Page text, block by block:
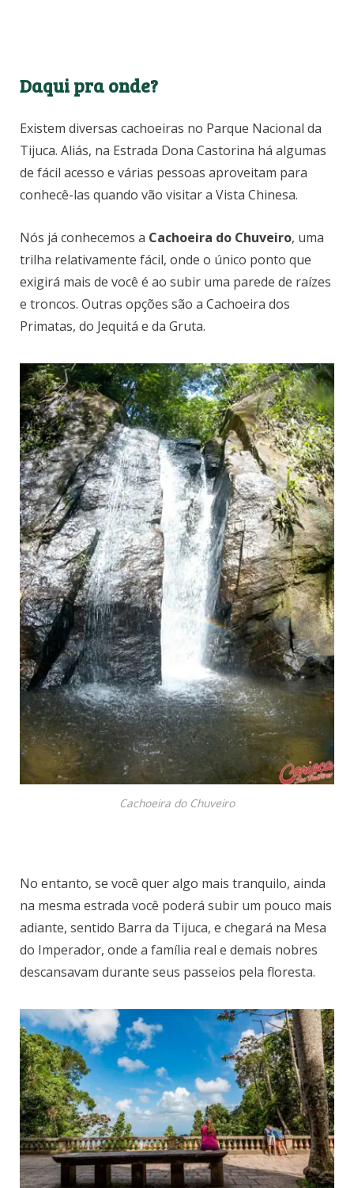
Daqui pra onde?
Existem diversas cachoeiras no Parque Nacional da
Tijuca. Aliás, na Estrada Dona Castorina há algumas
de fácil acesso e várias pessoas aproveitam para
conhecê-las quando vão visitar a Vista Chinesa.
Nós já conhecemos a Cachoeira do Chuveiro, uma
trilha relativamente fácil, onde o único ponto que
exigirá mais de você é ao subir uma parede de raízes
e troncos. Outras opções são a Cachoeira dos
Primatas, do Jequitá e da Gruta.
Cachoeira do Chuveiro
No entanto, se você quer algo mais tranquilo, ainda
na mesma estrada você poderá subir um pouco mais
adiante, sentido Barra da Tijuca, e chegará na Mesa
do Imperador, onde a família real e demais nobres
descansavam durante seus passeios pela floresta.